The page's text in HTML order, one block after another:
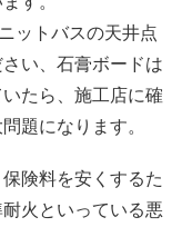
ットバスの天井点
い、石膏ボードは
たら、施工店に確
題になります。
険料を安くするた
火といっている悪